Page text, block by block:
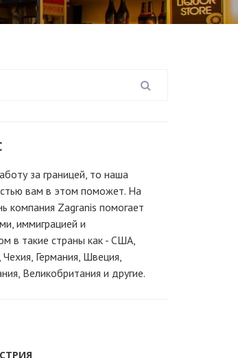
за границей, то наша
вам в этом поможет. На
компания Zagranis помогает
иммиграцией и
в такие страны как - США,
Германия, Швеция,
Великобритания и другие.